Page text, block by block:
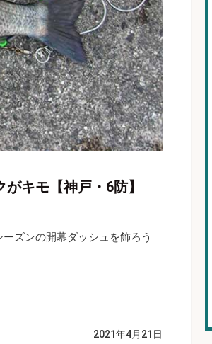
キモ【神戸・6防】
ズンの開幕ダッシュを飾ろう
2021年4月21日